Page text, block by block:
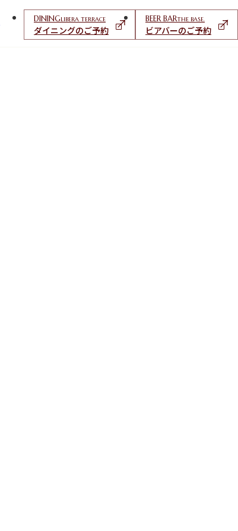
DININGLIBERA TERRACE
ダイニングのご予約
BEER BARTHE BASE.
ビアバーのご予約